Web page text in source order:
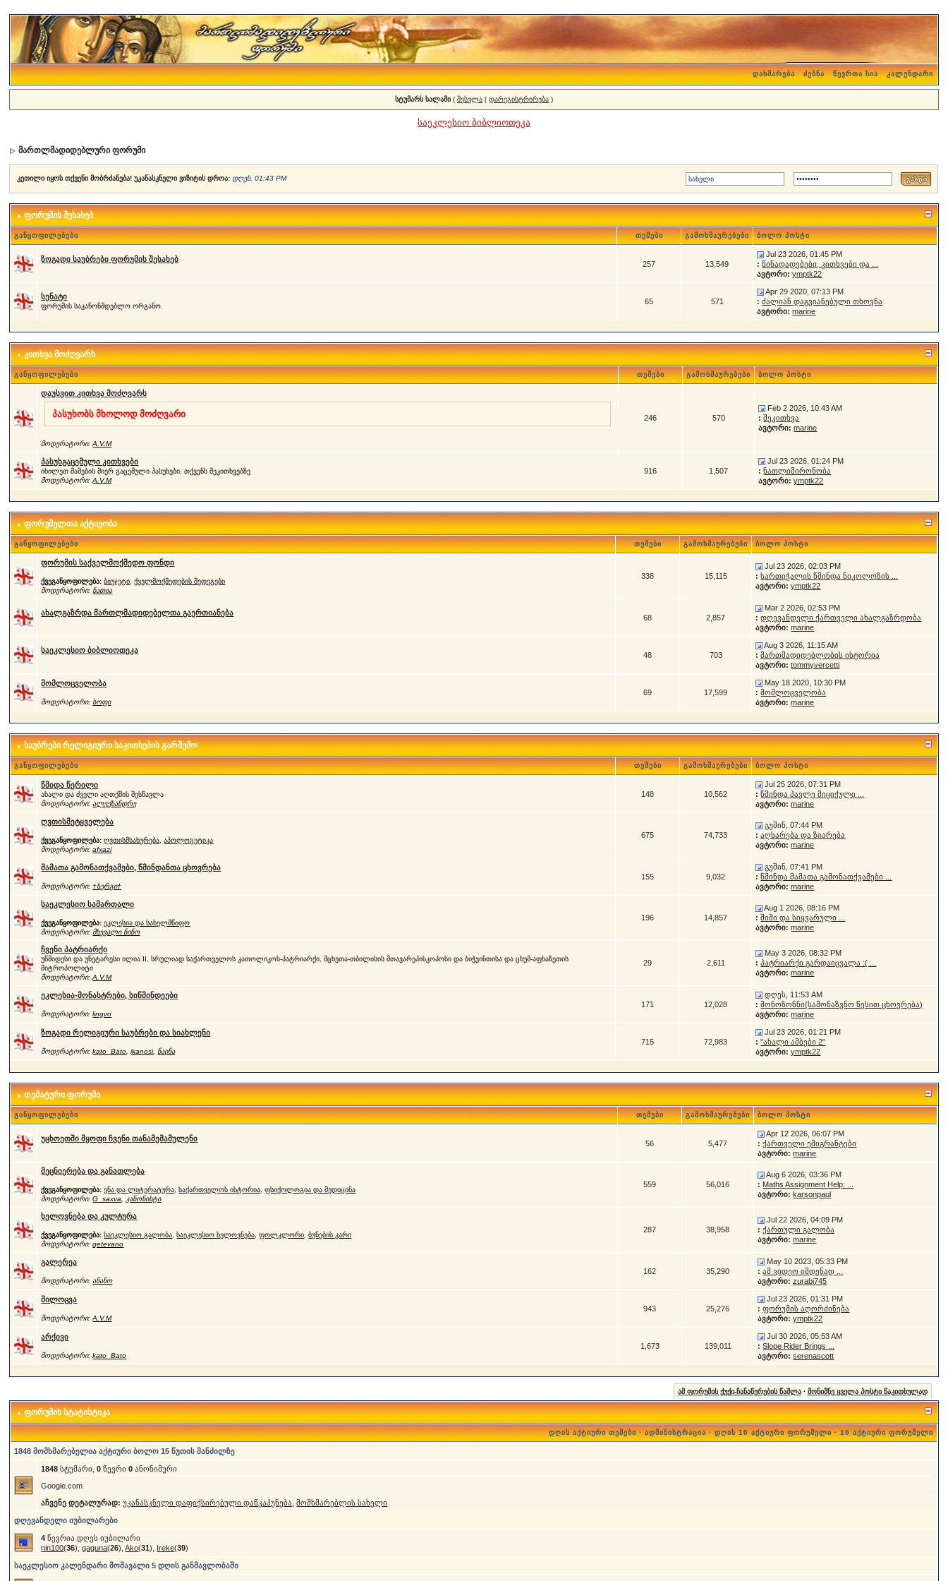
დახმარება ძებნა წევრთა სია კალენდარი
სტუმარს სალამი( შესვლა| დარეგისტრირება)
საეკლესიო ბიბლიოთეკა
მართლმადიდებლური ფორუმი
კეთილი იყოს თქვენი მობრძანება! უკანასკნელი ვიზიტის დროა: დღეს, 01:43 PM
ფორუმის შესახებ
განყოფილებები თემები გამოხმაურებები ბოლო პოსტი
ზოგადი საუბრები ფორუმის შესახებ
257 13,549
Jul 23 2026, 01:45 PM
: წინადადებები, კითხვები და ...
ავტორი: ymptk22
სენატი
ფორუმის საკანონმდებლო ორგანო.
65 571
Apr 29 2020, 07:13 PM
: ძალიან დაგვიანებული თხოვნა
ავტორი: marine
კითხვა მოძღვარს
განყოფილებები თემები გამოხმაურებები ბოლო პოსტი
დაუსვით კითხვა მოძღვარს
პასუხობს მხოლოდ მოძღვარი
მოდერატორი:A.V.M
246 570
Feb 2 2026, 10:43 AM
: შეკითხვა
ავტორი: marine
პასუხგაცემული კითხვები
იხილეთ მამების მიერ გაცემული პასუხები, თქვენს შეკითხვებზე
მოდერატორი:A.V.M
916 1,507
Jul 23 2026, 01:24 PM
: ნათლიმირონობა
ავტორი: ymptk22
ფორუმელთა აქტივობა
განყოფილებები თემები გამოხმაურებები ბოლო პოსტი
ფორუმის საქველმოქმედო ფონდი
ქვეგანყოფილება: ბიუჯეტი ,ქველმოქმედების შედეგები
მოდერატორი: ნათია
338 15,115
Jul 23 2026, 02:03 PM
: სართიჭალის წმინდა ნიკოლოზის ...
ავტორი: ymptk22
ახალგაზრდა მართლმადიდებელთა გაერთიანება
68 2,857
Mar 2 2026, 02:53 PM
: დღევანდელი ქართველი ახალგაზრდობა
ავტორი: marine
საეკლესიო ბიბლიოთეკა
48 703
Aug 3 2026, 11:15 AM
: მართმადიდებლობის ისტორია
ავტორი: tommyvercetti
მომლოცველობა
მოდერატორი: სოფი
69 17,599
May 18 2020, 10:30 PM
: მომლოცველობა
ავტორი: marine
საუბრები რელიგიური საკითხების გარშემო
განყოფილებები თემები გამოხმაურებები ბოლო პოსტი
წმიდა წერილი
ახალი და ძველი აღთქმის შესწავლა
მოდერატორი: ალექსანდრე
148 10,562
Jul 25 2026, 07:31 PM
: წმინდა პავლე მიციქული ...
ავტორი: marine
ღვთისმეტყველება
ქვეგანყოფილება: ღვთისმსახურება ,აპოლოგეტიკა
მოდერატორი:afxazi
675 74,733
გუშინ, 07:44 PM
: აღსარება და ზიარება
ავტორი: marine
მამათა გამონათქვამები, წმინდანთა ცხოვრება
მოდერატორი: †სერგი†
155 9,032
გუშინ, 07:41 PM
: წმინდა მამათა გამონათქვამები ...
ავტორი: marine
საეკლესიო სამართალი
ქვეგანყოფილება: ეკლესია და სახელმწიფო
მოდერატორი: მხევალი ნინო
196 14,857
Aug 1 2026, 08:16 PM
: შიში და სიყვარული ...
ავტორი: marine
ჩვენი პატრიარქი
უწმიდესი და უნეტარესი ილია II, სრულიად საქართველოს კათოლიკოს-პატრიარქი, მცხეთა-თბილისის მთავარეპისკოპოსი და ბიჭვინთისა და ცხუმ-აფხაზეთის
მიტროპოლიტი
მოდერატორი:A.V.M
29 2,611
May 3 2026, 08:32 PM
: პატრიარქი გარდაიცვალა :( ...
ავტორი: marine
ეკლესია-მონასტრები, სიწმინდეები
მოდერატორი:lingvo
171 12,028
დღეს, 11:53 AM
: მონოზონნი(სამონაზვნო წესით ცხოვრება)
ავტორი: marine
ზოგადი რელიგიური საუბრები და სიახლენი
მოდერატორი:kato_Bato ,ikanosi, ნაინა
715 72,983
Jul 23 2026, 01:21 PM
: "ახალი ამბები 2"
ავტორი: ymptk22
თემატური ფორუმი
განყოფილებები თემები გამოხმაურებები ბოლო პოსტი
უცხოეთში მყოფი ჩვენი თანამემამულენი
56 5,477
Apr 12 2026, 06:07 PM
: ქართველი ემიგრანტები
ავტორი: marine
მეცნიერება და განათლება
ქვეგანყოფილება: ენა და ლიტერატურა ,საქართველოს ისტორია ,ფსიქოლოგია და მედიცინა
მოდერატორი:G_saxva კანონისტი
559 56,016
Aug 6 2026, 03:36 PM
: Maths Assignment Help: ...
ავტორი: karsonpaul
ხელოვნება და კულტურა
ქვეგანყოფილება: საეკლესიო გალობა ,საეკლესიო ხელოვნება ,ფოლკლორი ,ბუნების კარი
მოდერატორი:qetevano
287 38,958
Jul 22 2026, 04:09 PM
: ქართული გალობა
ავტორი: marine
გალერეა
მოდერატორი: ანანო
162 35,290
May 10 2023, 05:33 PM
: ამ ვიდეო იმდენად ...
ავტორი: zurabi745
მილოცვა
მოდერატორი:A.V.M
943 25,276
Jul 23 2026, 01:31 PM
: ფორუმის აღორძინება
ავტორი: ymptk22
არქივი
მოდერატორი:kato_Bato
1,673 139,011
Jul 30 2026, 05:53 AM
: Slope Rider Brings ...
ავტორი: serenascott
ამ ფორუმის ქუქი-ჩანაწერების წაშლა· მონიშნე ყველა პოსტი წაკითხულად
ფორუმის სტატისტიკა
დღის აქტიური თემები·ადმინისტრაცია·დღის 10 აქტიური ფორუმელი·10 აქტიური ფორუმელი
1848 მომხმარებელია აქტიური ბოლო 15 წუთის მანძილზე
1848 სტუმარი,0 წევრი0 ანონიმური
Google.com
აჩვენე დეტალურად: უკანასკნელი დაფიქსირებული დაწკაპუნება ,მომხმარებლის სახელი
დღევანდელი იუბილარები
4 წევრია დღეს იუბილარი
nin100(36),gaguna(26),Ako(31), Ireke(39)
საეკლესიო კალენდარი მომავალი 5 დღის განმავლობაში